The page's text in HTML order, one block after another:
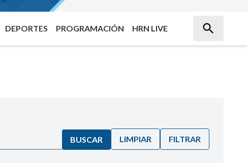
DEPORTES PROGRAMACIÓN HRN LIVE
BUSCAR LIMPIAR FILTRAR